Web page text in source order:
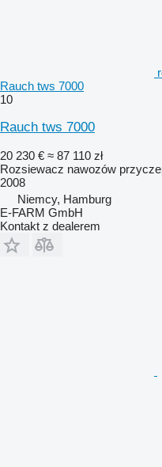
Rauch tws 7000
10
Rauch tws 7000
20 230 € ≈ 87 110 zł
Rozsiewacz nawozów
2008
Niemcy, Hamburg
E-FARM GmbH
Kontakt z dealerem